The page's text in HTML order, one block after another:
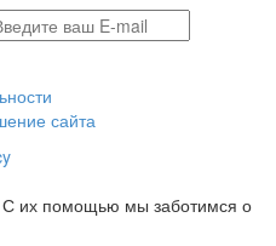
сайта
их помощью мы заботимся о